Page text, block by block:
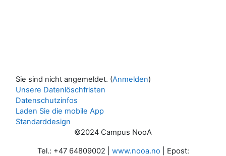
Sie sind nicht angemeldet. (Anmelden)
Unsere Datenlöschfristen
Datenschutzinfos
Laden Sie die mobile App
Standarddesign
©2024 Campus NooA
Tel.: +47 64809002 | www.nooa.no | Epost: